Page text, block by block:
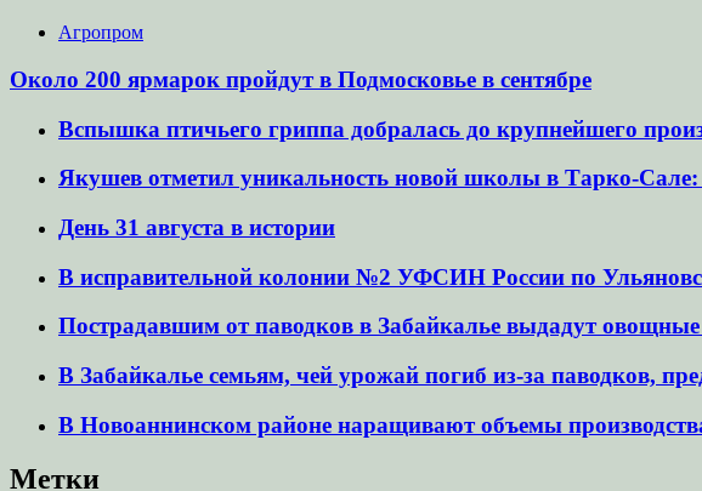
Агропром
Около 200 ярмарок пройдут в Подмосковье в сентябре
Вспышка птичьего гриппа добралась до крупнейшего
Якушев отметил уникальность новой школы в Тарко-Сале:
День 31 августа в истории
В исправительной колонии №2 УФСИН России по
Пострадавшим от паводков в Забайкалье выдадут
В Забайкалье семьям, чей урожай погиб из-за паводков,
В Новоаннинском районе наращивают объемы
Метки